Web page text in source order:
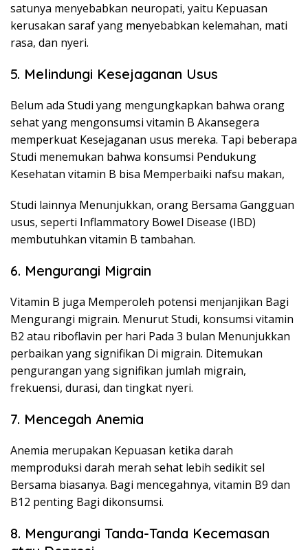
satunya menyebabkan neuropati, yaitu Kepuasan
kerusakan saraf yang menyebabkan kelemahan, mati
rasa, dan nyeri.
5. Melindungi Kesejaganan Usus
Belum ada Studi yang mengungkapkan bahwa orang
sehat yang mengonsumsi vitamin B Akansegera
memperkuat Kesejaganan usus mereka. Tapi beberapa
Studi menemukan bahwa konsumsi Pendukung
Kesehatan vitamin B bisa Memperbaiki nafsu makan,
Studi lainnya Menunjukkan, orang Bersama Gangguan
usus, seperti Inflammatory Bowel Disease (IBD)
membutuhkan vitamin B tambahan.
6. Mengurangi Migrain
Vitamin B juga Memperoleh potensi menjanjikan Bagi
Mengurangi migrain. Menurut Studi, konsumsi vitamin
B2 atau riboflavin per hari Pada 3 bulan Menunjukkan
perbaikan yang signifikan Di migrain. Ditemukan
pengurangan yang signifikan jumlah migrain,
frekuensi, durasi, dan tingkat nyeri.
7. Mencegah Anemia
Anemia merupakan Kepuasan ketika darah
memproduksi darah merah sehat lebih sedikit sel
Bersama biasanya. Bagi mencegahnya, vitamin B9 dan
B12 penting Bagi dikonsumsi.
8. Mengurangi Tanda-Tanda Kecemasan